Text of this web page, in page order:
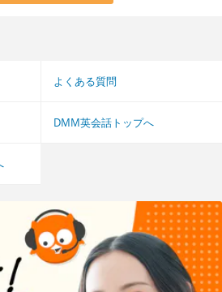
よくある質問
DMM英会話トップへ